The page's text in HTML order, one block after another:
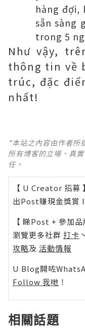
hàng đợi,
sẵn sàng
trong 5
Như vậy,
thông tin về
trúc, đặc
nhất!
*本站之內容由作者所
所有博客的立場、真
任。
【 U Creator 招募 】
出Post賺現金獎賞 l
【 睇Post + 參加品
瀏覽更多社群 打卡 丶
攻略及 活動情報
U Blog開咗
Follow 我哋 ！
相關話題